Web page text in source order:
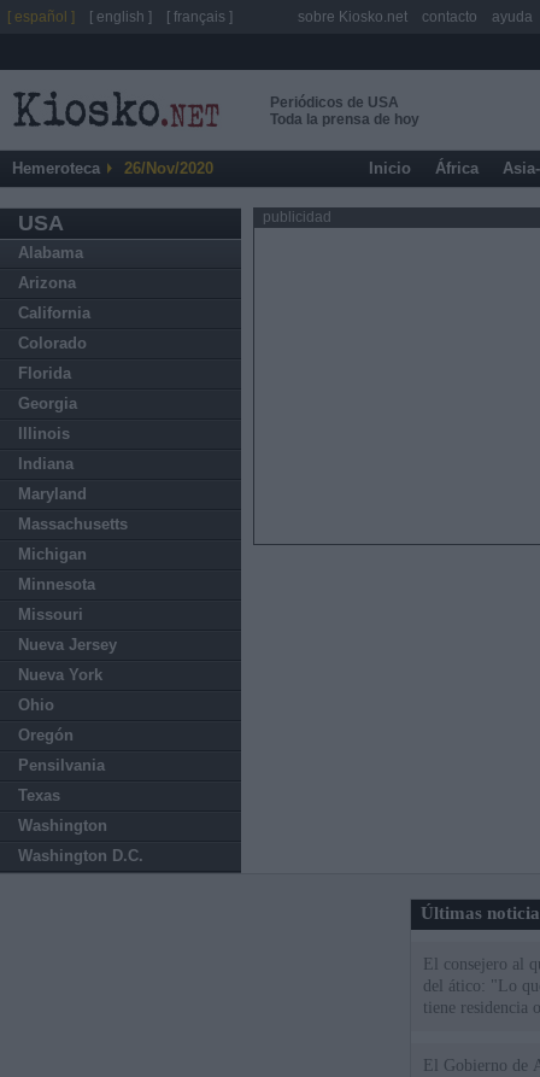
Periódicos de USA
Toda la prensa de hoy
Hemeroteca 26/Nov/2020 Inicio África
USA
Alabama
Arizona
California
Colorado
Florida
Georgia
Illinois
Indiana
Maryland
Massachusetts
Michigan
Minnesota
Missouri
Nueva Jersey
Nueva York
Ohio
Oregón
Pensilvania
Texas
Washington
Washington D.C.
publicidad
Últimas
El consejero al
del ático: "Lo
tiene residencia
El Gobierno de
[ español ] [ english ] [ français ] sobre Kiosko.net contacto ayuda